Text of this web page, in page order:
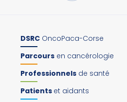
DSRC OncoPaca-Corse
Parcours en cancérologie
Professionnels de santé
Patients et aidants